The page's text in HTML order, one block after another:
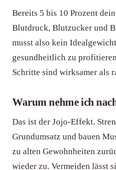
Bereits 5 bis 10 Prozent
Blutdruck, Blutzucker und
musst also kein
gesundheitlich zu
Schritte sind wirksamer als
Warum nehme ich
Das ist der Jojo-Effekt.
Grundumsatz und bauen
zu alten Gewohnheiten
wieder zu. Vermeiden lässt